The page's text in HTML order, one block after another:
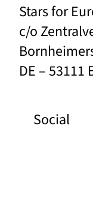
Stars for
c/o
DE – 53111
Social